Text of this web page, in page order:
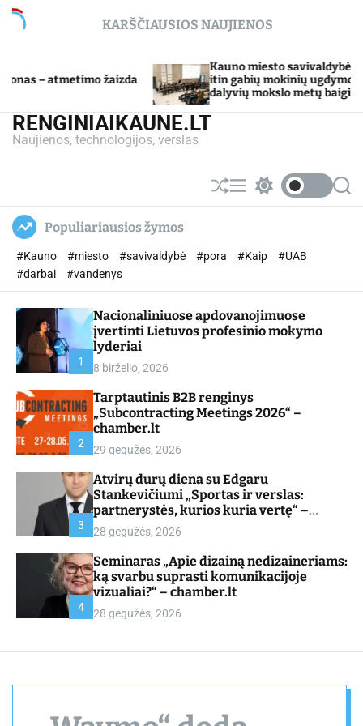
c
n
KARŠČIAUSIOS NAUJIENOS
žaizda
Kauno miesto savivaldybė Tarpdisciplininio
itin gabių mokinių ugdymo programos
dalyvių mokslo metų baigimo šventė
RENGINIAIKAUNE.LT
Naujienos, technologijos, verslas
S
h
e
M
e w
h
o
r
S
e
Populiariausios žymos
#Kauno #miesto #savivaldybė #pora #Kaip
#UAB
#darbai
#vandenys
1
Nacionaliniuose apdovanojimuose
įvertinti Lietuvos profesinio mokymo
lyderiai
8 birželio, 2026
2
Tarptautinis B2B renginys
„Subcontracting Meetings 2026“ –
chamber.lt
29 gegužės, 2026
3
Atvirų durų diena su Edgaru
Stankevičiumi „Sportas ir verslas:
partnerystės, kurios kuria vertę“ –
chamber.lt
28 gegužės, 2026
4
Seminaras „Apie dizainą nedizaineriams:
ką svarbu suprasti komunikacijoje
vizualiai?“ – chamber.lt
28 gegužės, 2026